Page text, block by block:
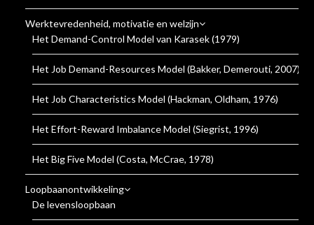
Werktevredenheid, motivatie en welzijn
Het Demand-Control Model van Karasek (1979)
Het Job Demand-Resources Model (Bakker, Demerouti, 2007)
Het Job Characteristics Model (Hackman, Oldham, 1976)
Het Effort-Reward Imbalance Model (Siegrist, 1996)
Het Big Five Model (Costa, McCrae, 1978)
Loopbaanontwikkeling
De levensloopbaan